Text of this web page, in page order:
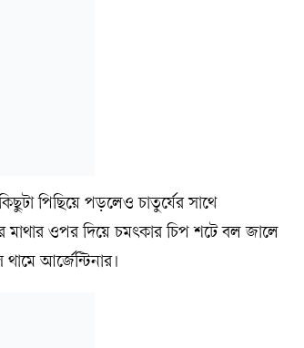
পিছিয়ে পড়লেও চাতুর্যের সাথে
ওপর দিয়ে চমৎকার চিপ শটে বল জালে
আর্জেন্টিনার।